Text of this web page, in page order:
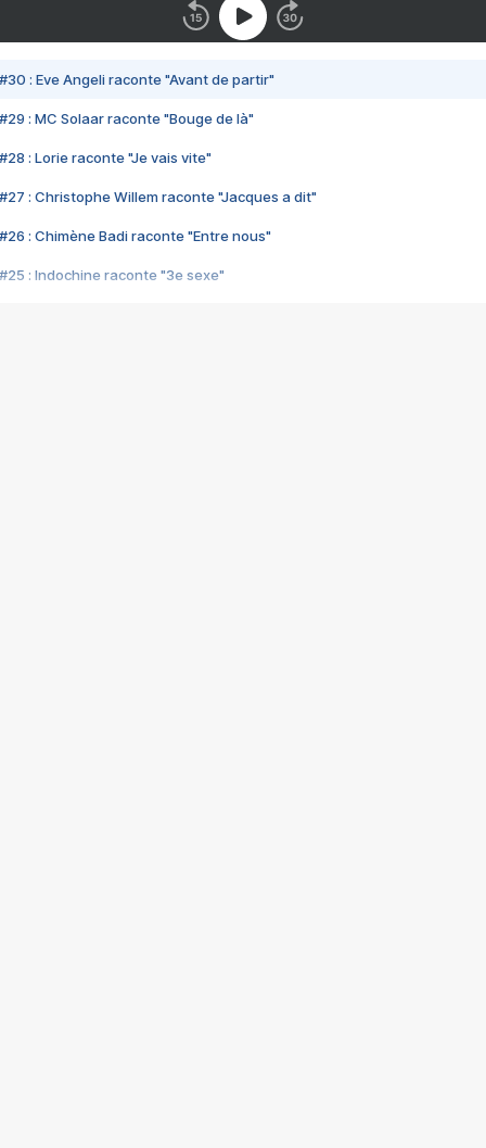
#30 : Eve Angeli raconte "Avant de partir"
#29 : MC Solaar raconte "Bouge de là"
#28 : Lorie raconte "Je vais vite"
#27 : Christophe Willem raconte "Jacques a dit"
#26 : Chimène Badi raconte "Entre nous"
#25 : Indochine raconte "3e sexe"